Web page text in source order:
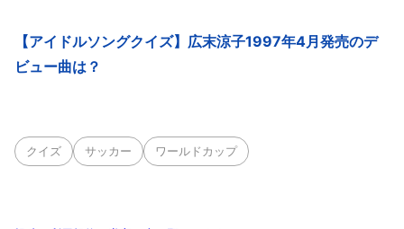
【アイドルソングクイズ】広末涼子1997年4月発売のデ
ビュー曲は？
クイズ サッカー ワールドカップ